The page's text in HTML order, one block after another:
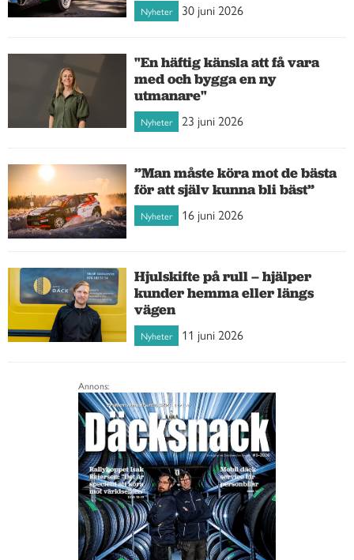
Nyheter 30 juni 2026
"En häftig känsla att få vara
med och bygga en ny
utmanare"
Nyheter 23 juni 2026
”Man måste köra mot de bästa
för att själv kunna bli bäst”
Nyheter 16 juni 2026
Hjulskifte på rull – hjälper
kunder hemma eller längs
vägen
Nyheter 11 juni 2026
Annons: